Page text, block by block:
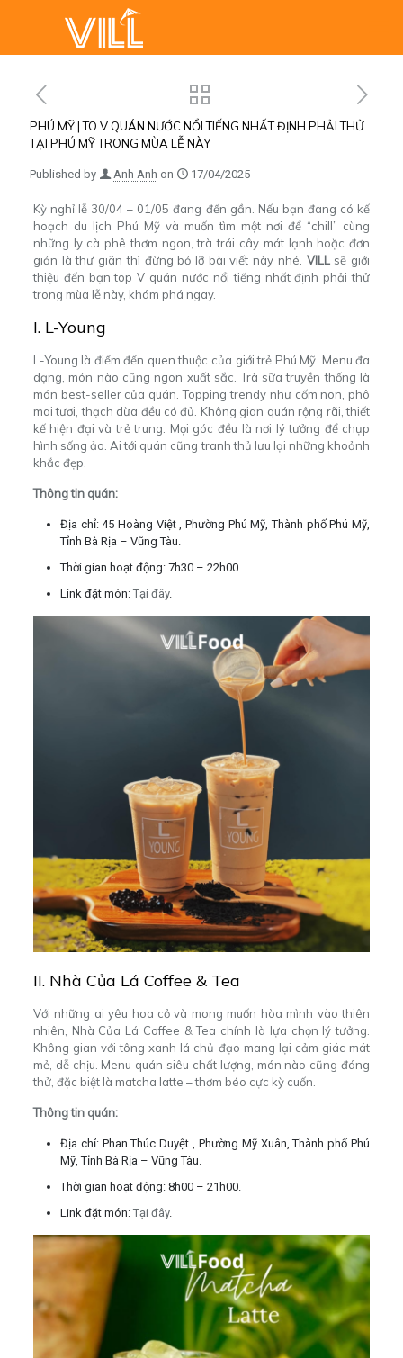
PHÚ MỸ | TO V QUÁN NƯỚC NỔI TIẾNG NHẤT ĐỊNH PHẢI THỬ
TẠI PHÚ MỸ TRONG MÙA LỄ NÀY
Published by Anh Anh on 17/04/2025
Kỳ nghỉ lễ 30/04 – 01/05 đang đến gần. Nếu bạn đang có kế
hoạch du lịch Phú Mỹ và muốn tìm một nơi để “chill” cùng
những ly cà phê thơm ngon, trà trái cây mát lạnh hoặc đơn
giản là thư giãn thì đừng bỏ lỡ bài viết này nhé. VILLsẽ giới
thiệu đến bạn top V quán nước nổi tiếng nhất định phải thử
trong mùa lễ này, khám phá ngay.
I. L-Young
L-Young là điểm đến quen thuộc của giới trẻ Phú Mỹ. Menu đa
dạng, món nào cũng ngon xuất sắc. Trà sữa truyền thống là
món best-seller của quán. Topping trendy như cốm non, phô
mai tươi, thạch dừa đều có đủ. Không gian quán rộng rãi, thiết
kế hiện đại và trẻ trung. Mọi góc đều là nơi lý tưởng để chụp
hình sống ảo. Ai tới quán cũng tranh thủ lưu lại những khoảnh
khắc đẹp.
Thông tin quán:
Địa chỉ: 45 Hoàng Việt , Phường Phú Mỹ, Thành phố Phú Mỹ,
Tỉnh Bà Rịa – Vũng Tàu.
Thời gian hoạt động: 7h30 – 22h00.
Link đặt món: Tại đây.
II. Nhà Của Lá Coffee & Tea
Với những ai yêu hoa cỏ và mong muốn hòa mình vào thiên
nhiên, Nhà Của Lá Coffee & Tea chính là lựa chọn lý tưởng.
Không gian với tông xanh lá chủ đạo mang lại cảm giác mát
mẻ, dễ chịu. Menu quán siêu chất lượng, món nào cũng đáng
thử, đặc biệt là matcha latte – thơm béo cực kỳ cuốn.
Thông tin quán:
Địa chỉ: Phan Thúc Duyệt , Phường Mỹ Xuân, Thành phố Phú
Mỹ, Tỉnh Bà Rịa – Vũng Tàu.
Thời gian hoạt động: 8h00 – 21h00.
Link đặt món:Tại đây.